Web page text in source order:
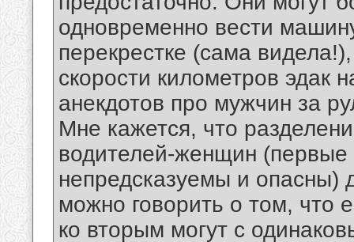
одновременно вести
перекрестке (сама
скорости километров эдак
анекдотов про мужчин за
Мне кажется, что
водителей-женщин
непредсказуемы и опасны)
можно говорить о том, что
ко вторым могут с